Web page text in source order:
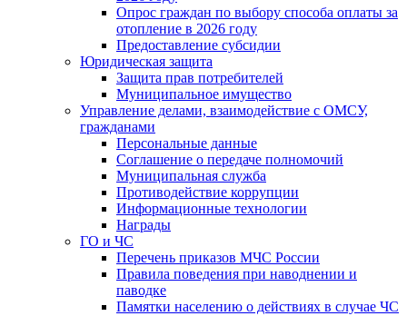
Опрос граждан по выбору способа оплаты за
отопление в 2026 году
Предоставление субсидии
Юридическая защита
Защита прав потребителей
Муниципальное имущество
Управление делами, взаимодействие с ОМСУ,
гражданами
Персональные данные
Соглашение о передаче полномочий
Муниципальная служба
Противодействие коррупции
Информационные технологии
Награды
ГО и ЧС
Перечень приказов МЧС России
Правила поведения при наводнении и
паводке
Памятки населению о действиях в случае ЧС